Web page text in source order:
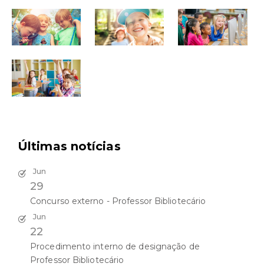
Últimas notícias
Jun
29
Concurso externo - Professor Bibliotecário
Jun
22
Procedimento interno de designação de
Professor Bibliotecário